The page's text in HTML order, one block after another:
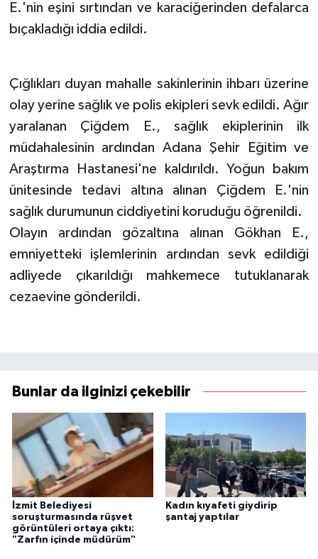
E.'nin eşini sırtından ve karaciğerinden defalarca
bıçakladığı iddia edildi.
Çığlıkları duyan mahalle sakinlerinin ihbarı üzerine
olay yerine sağlık ve polis ekipleri sevk edildi. Ağır
yaralanan Çiğdem E., sağlık ekiplerinin ilk
müdahalesinin ardından Adana Şehir Eğitim ve
Araştırma Hastanesi'ne kaldırıldı. Yoğun bakım
ünitesinde tedavi altına alınan Çiğdem E.'nin
sağlık durumunun ciddiyetini koruduğu öğrenildi.
Olayın ardından gözaltına alınan Gökhan E.,
emniyetteki işlemlerinin ardından sevk edildiği
adliyede çıkarıldığı mahkemece tutuklanarak
cezaevine gönderildi.
Bunlar da ilginizi çekebilir
İzmit Belediyesi
soruşturmasında rüşvet
görüntüleri ortaya çıktı:
"Zarfın içinde müdürüm"
Kadın kıyafeti giydirip
şantaj yaptılar